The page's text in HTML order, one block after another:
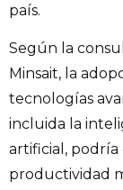
país.
Según la
Minsait, la
tecnologías
incluida la
artificial, podría
productividad